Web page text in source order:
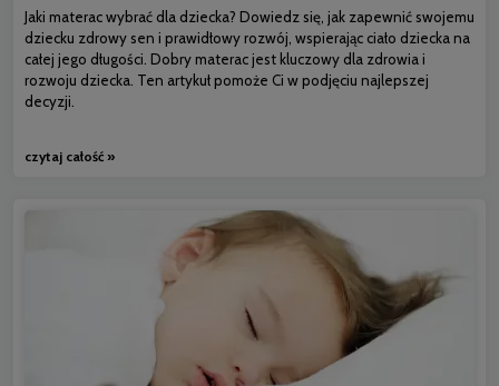
Jaki materac wybrać dla dziecka? Dowiedz się, jak zapewnić swojemu
dziecku zdrowy sen i prawidłowy rozwój, wspierając ciało dziecka na
całej jego długości. Dobry materac jest kluczowy dla zdrowia i
rozwoju dziecka. Ten artykuł pomoże Ci w podjęciu najlepszej
decyzji.
czytaj całość »